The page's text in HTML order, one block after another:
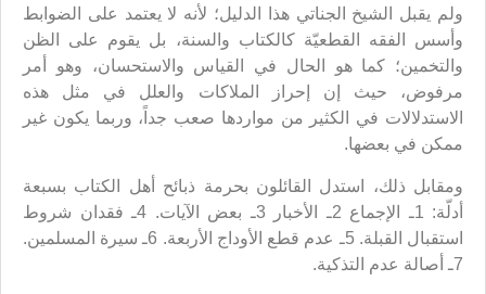
ولم يقبل الشيخ الجناتي هذا الدليل؛ لأنه لا يعتمد على الضوابط
وأسس الفقه القطعيّة كالكتاب والسنة، بل يقوم على الظن
والتخمين؛ كما هو الحال في القياس والاستحسان، وهو أمر
مرفوض، حيث إن إحراز الملاكات والعلل في مثل هذه
الاستدلالات في الكثير من مواردها صعب جداً، وربما يكون غير
ممكن في بعضها.
ومقابل ذلك، استدل القائلون بحرمة ذبائح أهل الكتاب بسبعة
أدلّة: 1ـ الإجماع 2ـ الأخبار 3ـ بعض الآيات. 4ـ فقدان شروط
استقبال القبلة. 5ـ عدم قطع الأوداج الأربعة. 6ـ سيرة المسلمين.
7ـ أصالة عدم التذكية.